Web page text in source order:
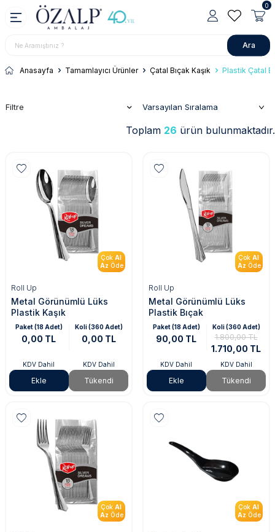
Ara
0
Anasayfa Tamamlayıcı Ürünler Çatal Bıçak Kaşık Plastik Çatal
Filtre
Toplam 26 ürün bulunmaktadır.
Çok Al
Az Öde
Roll Up
Metal Görünümlü Lüks
Plastik Kaşık
Paket (18 Adet)
0,00 TL
KDV Dahil
Ekle
Koli (360 Adet)
0,00 TL
KDV Dahil
Tükendi
Çok Al
Az Öde
Roll Up
Metal Görünümlü Lüks
Plastik Bıçak
Paket (18 Adet)
90,00 TL
KDV Dahil
Ekle
Koli (360 Adet)
1.800,00 TL
1.710,00 TL
KDV Dahil
Tükendi
Çok Al
Az Öde
Çok Al
Az Öde